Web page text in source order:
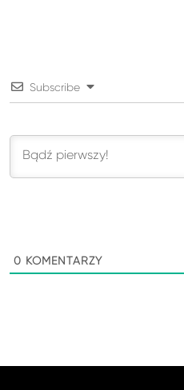
Subscribe
0 KOMENTARZY